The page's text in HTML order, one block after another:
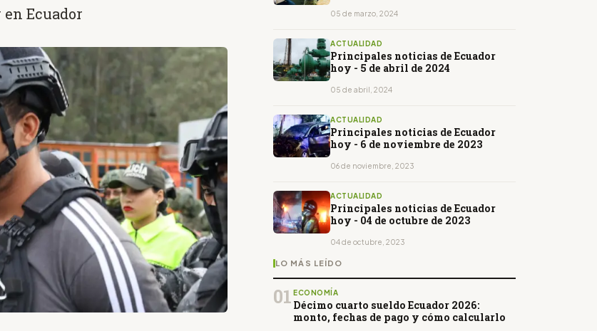
Ecuador 05 de marzo, 2024
ACTUALIDAD
Principales noticias de Ecuador
hoy - 5 de abril de 2024
05 de abril, 2024
ACTUALIDAD
Principales noticias de Ecuador
hoy - 6 de noviembre de 2023
06 de noviembre, 2023
ACTUALIDAD
Principales noticias de Ecuador
hoy - 04 de octubre de 2023
04 de octubre, 2023
LO MÁS LEÍDO
01 ECONOMÍA
Décimo cuarto sueldo Ecuador 2026:
monto, fechas de pago y cómo calcularlo